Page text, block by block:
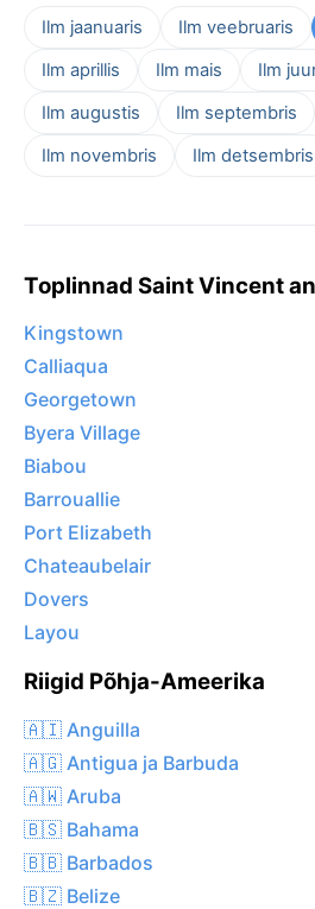
Ilm jaanuaris Ilm veebruaris
Ilm aprillis
Ilm mais Ilm
Ilm augustis
Ilm septembris
Ilm novembris
Ilm detsembris
Toplinnad Saint Vincent
Kingstown
Calliaqua
Georgetown
Byera Village
Biabou
Barrouallie
Port Elizabeth
Chateaubelair
Dovers
Layou
Riigid Põhja-Ameerika
🇦🇮 Anguilla
🇦🇬 Antigua ja Barbuda
🇦🇼 Aruba
🇧🇸 Bahama
🇧🇧 Barbados
🇧🇿 Belize